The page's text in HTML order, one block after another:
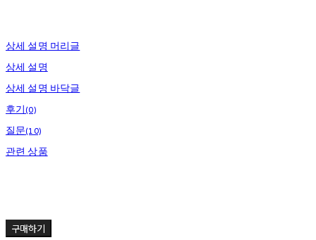
상세 설명 머리글
상세 설명
상세 설명 바닥글
후기(0)
질문(10)
관련 상품
구매하기